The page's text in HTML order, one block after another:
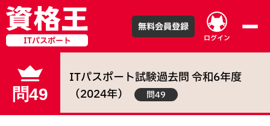
ITパスポート ログイン
無料会員登録
問49
ITパスポート試験過去問令和6年度
（2024年） 問49